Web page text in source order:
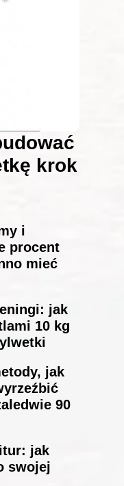
krok
i
procent
mieć
jak
10 kg
jak
90
jak
swojej